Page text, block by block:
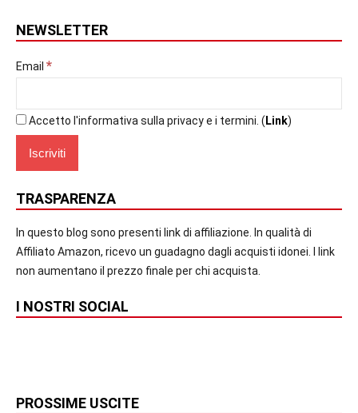
NEWSLETTER
Email *
Accetto l'informativa sulla privacy e i termini. ( Link)
TRASPARENZA
In questo blog sono presenti link di affiliazione. In qualità di
Affiliato Amazon, ricevo un guadagno dagli acquisti idonei. I link
non aumentano il prezzo finale per chi acquista.
I NOSTRI SOCIAL
PROSSIME USCITE